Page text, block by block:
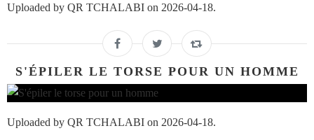
Uploaded by QR TCHALABI on 2026-04-18.
S'ÉPILER LE TORSE POUR UN HOMME
Uploaded by QR TCHALABI on 2026-04-18.